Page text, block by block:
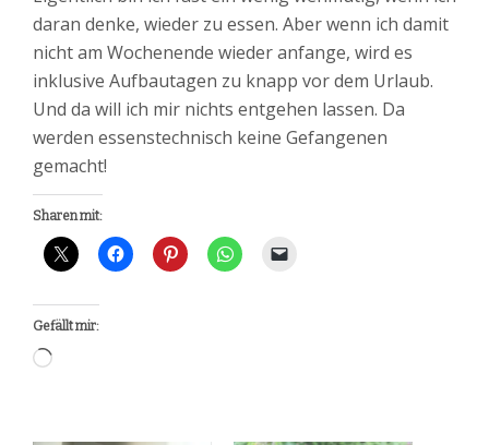
daran denke, wieder zu essen. Aber wenn ich damit
nicht am Wochenende wieder anfange, wird es
inklusive Aufbautagen zu knapp vor dem Urlaub.
Und da will ich mir nichts entgehen lassen. Da
werden essenstechnisch keine Gefangenen
gemacht!
Sharen mit:
Gefällt mir:
Wird